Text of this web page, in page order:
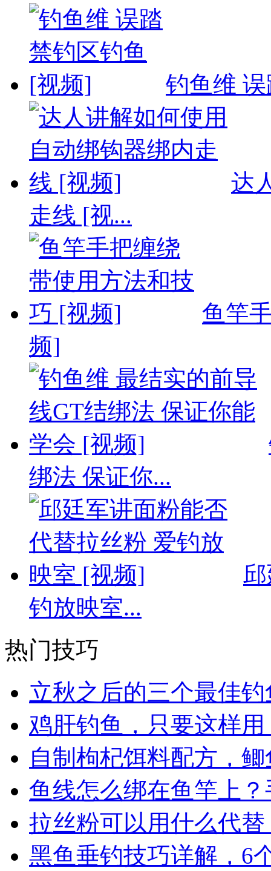
钓鱼维
达
走线 [视...
鱼竿
频]
绑法 保证你...
钓放映室...
热门技巧
立秋之后的三个最佳
鸡肝钓鱼，只要这样
自制枸杞饵料配方，
鱼线怎么绑在鱼竿上
拉丝粉可以用什么代
黑鱼垂钓技巧详解，6